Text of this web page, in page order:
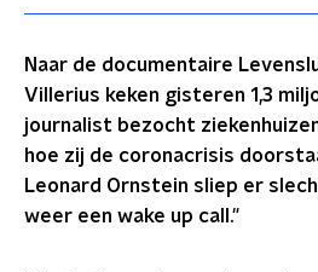
Naar de documentaire
Villerius keken gisteren 1,3
journalist bezocht
hoe zij de coronacrisis
Leonard Ornstein sliep er
weer een wake up call."